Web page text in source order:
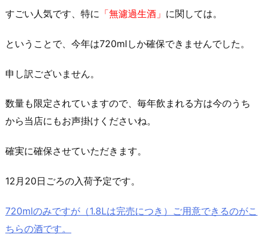
すごい人気です、特に 「無濾過生酒」 に関しては。
ということで、今年は720mlしか確保できませんでした。
申し訳ございません。
数量も限定されていますので、毎年飲まれる方は今のうち
から当店にもお声掛けくださいね。
確実に確保させていただきます。
12月20日ごろの入荷予定です。
720mlのみですが（1.8Lは完売につき）ご用意できるのがこ
ちらの酒です。